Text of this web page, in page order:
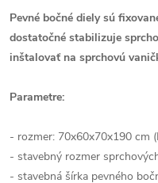
Pevné bočné diely sú
dostatočné stabilizuje
inštalovať na sprchovú
Parametre:
- rozmer: 70x60x70x190 cm
- stavebný rozmer
- stavebná šírka pevného